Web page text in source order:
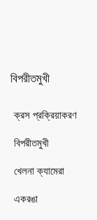
বিপরীতমুখী
ক্রস প্রক্রিয়াকরণ
বিপরীতমুখী
খেলনা ক্যামেরা
একরঙা